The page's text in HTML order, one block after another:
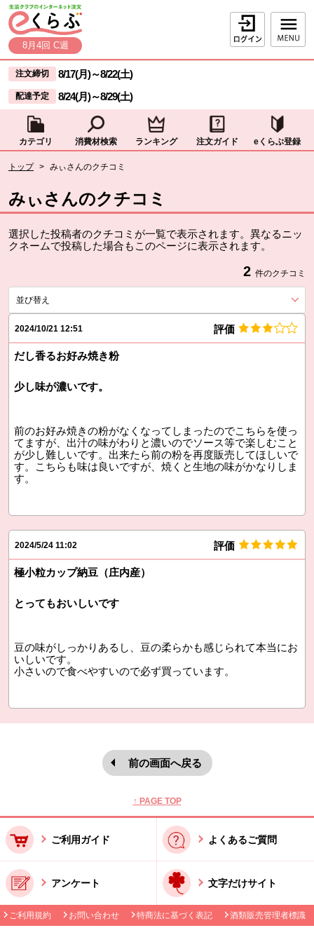
ページの先頭です。
本文へジャンプする。
8月4回 C週
ログイン
ここからサイト内共通メニューです。
サイト内共通メニューをスキップする
注文締切 8/17(月)～8/22(土)
配達予定 8/24(月)～8/29(土)
カテゴリ 消費材検索 ランキング 注文ガイド eくらぶ登録
トップ > みぃさんのクチコミ
みぃさんのクチコミ
選択した投稿者のクチコミが一覧で表示されます。異なるニッ
クネームで投稿した場合もこのページに表示されます。
2 件のクチコミ
並び替え
2024/10/21 12:51 評価
だし香るお好み焼き粉
少し味が濃いです。
前のお好み焼きの粉がなくなってしまったのでこちらを使っ
てますが、出汁の味がわりと濃いのでソース等で楽しむこと
が少し難しいです。出来たら前の粉を再度販売してほしいで
す。こちらも味は良いですが、焼くと生地の味がかなりしま
す。
2024/5/24 11:02 評価
極小粒カップ納豆（庄内産）
とってもおいしいです
豆の味がしっかりあるし、豆の柔らかも感じられて本当にお
いしいです。
小さいので食べやすいので必ず買っています。
前の画面へ戻る
↑ PAGE TOP
ご利用ガイド よくあるご質問
アンケート 文字だけサイト
ご利用規約 お問い合わせ 特商法に基づく表記 酒類販売管理者標識